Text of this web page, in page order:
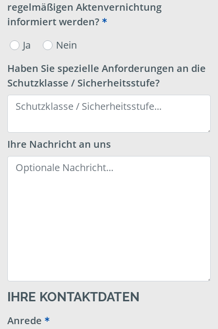
regelmäßigen Aktenvernichtung
informiert werden?
Ja
Nein
Haben Sie spezielle Anforderungen an die
Schutzklasse / Sicherheitsstufe?
Ihre Nachricht an uns
IHRE KONTAKTDATEN
Anrede